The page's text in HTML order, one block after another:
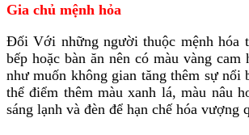
Gia chủ mệnh hỏa
Đối Với những người thuộc mệnh hóa
bếp hoặc bàn ăn nên có màu vàng cam
như muốn không gian tăng thêm sự nổi
thể điểm thêm màu xanh lá, màu nâu
sáng lạnh và đèn để hạn chế hóa vượng